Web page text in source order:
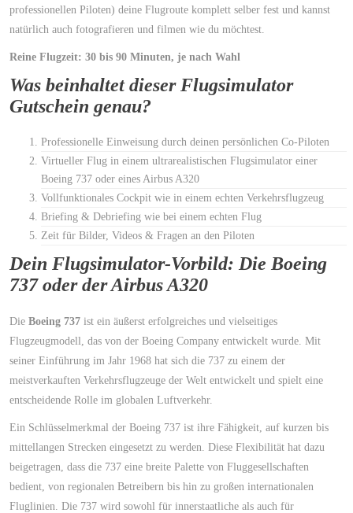
professionellen Piloten) deine Flugroute komplett selber fest und kannst
natürlich auch fotografieren und filmen wie du möchtest.
Reine Flugzeit: 30 bis 90 Minuten, je nach Wahl
Was beinhaltet dieser Flugsimulator
Gutschein genau?
Professionelle Einweisung durch deinen persönlichen Co-Piloten
Virtueller Flug in einem ultrarealistischen Flugsimulator einer
Boeing 737 oder eines Airbus A320
Vollfunktionales Cockpit wie in einem echten Verkehrsflugzeug
Briefing & Debriefing wie bei einem echten Flug
Zeit für Bilder, Videos & Fragen an den Piloten
Dein Flugsimulator-Vorbild: Die Boeing
737 oder der Airbus A320
DieBoeing 737 ist ein äußerst erfolgreiches und vielseitiges
Flugzeugmodell, das von der Boeing Company entwickelt wurde. Mit
seiner Einführung im Jahr 1968 hat sich die 737 zu einem der
meistverkauften Verkehrsflugzeuge der Welt entwickelt und spielt eine
entscheidende Rolle im globalen Luftverkehr.
Ein Schlüsselmerkmal der Boeing 737 ist ihre Fähigkeit, auf kurzen bis
mittellangen Strecken eingesetzt zu werden. Diese Flexibilität hat dazu
beigetragen, dass die 737 eine breite Palette von Fluggesellschaften
bedient, von regionalen Betreibern bis hin zu großen internationalen
Fluglinien. Die 737 wird sowohl für innerstaatliche als auch für